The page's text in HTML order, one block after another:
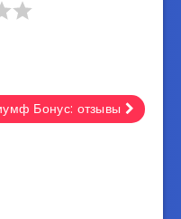
Бонус: отзывы